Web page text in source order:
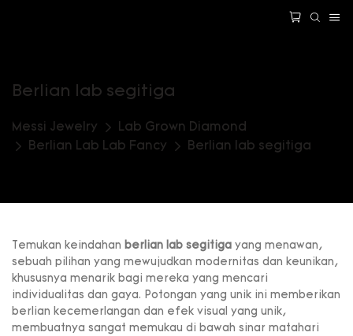
Berlian lab segitiga
Messi Jewelry
Lab Grown Diamond
Berlian Lab Lab Fancy
Berlian lab segitiga
Temukan keindahan berlian lab segitiga yang menawan,
sebuah pilihan yang mewujudkan modernitas dan keunikan,
khususnya menarik bagi mereka yang mencari
individualitas dan gaya. Potongan yang unik ini memberikan
berlian kecemerlangan dan efek visual yang unik,
membuatnya sangat memukau di bawah sinar matahari